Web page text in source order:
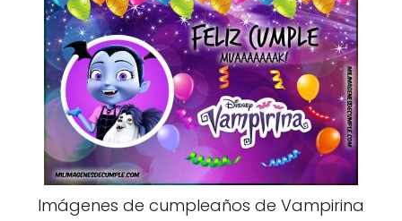
Imágenes de cumpleaños de Vampirina